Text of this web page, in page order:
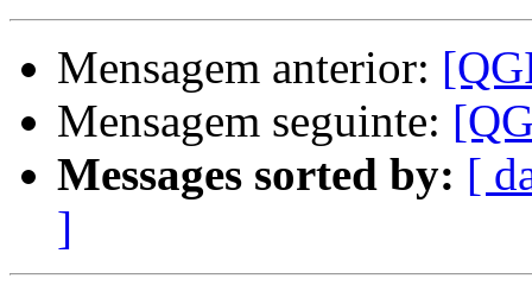
Mensagem anterior:
Mensagem seguinte:
Messages sorted by: [
]